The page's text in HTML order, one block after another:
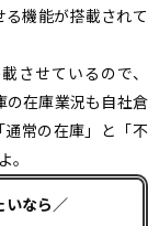
機能が搭載されて
させているので、
の在庫業況も自社倉
常の在庫」と「不
。
なら／